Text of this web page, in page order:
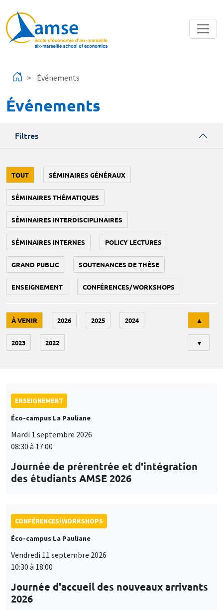
Événements
Événements
Filtres
TOUT SÉMINAIRES GÉNÉRAUX
SÉMINAIRES THÉMATIQUES
SÉMINAIRES INTERDISCIPLINAIRES
SÉMINAIRES INTERNES POLICY LECTURES
GRAND PUBLIC SOUTENANCES DE THÈSE
ENSEIGNEMENT CONFÉRENCES/WORKSHOPS
À VENIR 2026 2025 2024
2023 2022
▲
▼
ENSEIGNEMENT
Éco-campus La Pauliane
Mardi 1 septembre 2026
08:30 à 17:00
Journée de prérentrée et d'intégration
des étudiants AMSE 2026
CONFÉRENCES/WORKSHOPS
Éco-campus La Pauliane
Vendredi 11 septembre 2026
10:30 à 18:00
Journée d'accueil des nouveaux arrivants
2026